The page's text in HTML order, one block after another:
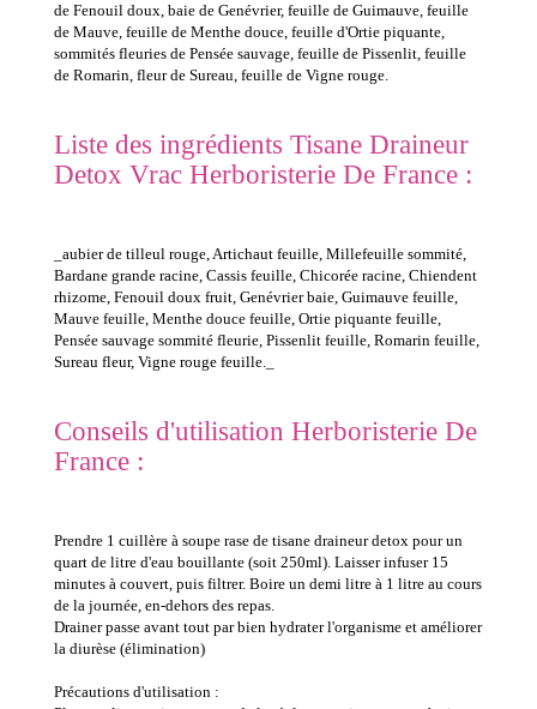
de Fenouil doux, baie de Genévrier, feuille de Guimauve, feuille
de Mauve, feuille de Menthe douce, feuille d'Ortie piquante,
sommités fleuries de Pensée sauvage, feuille de Pissenlit, feuille
de Romarin, fleur de Sureau, feuille de Vigne rouge.
Liste des ingrédients Tisane Draineur
Detox Vrac Herboristerie De France :
_aubier de tilleul rouge, Artichaut feuille, Millefeuille sommité,
Bardane grande racine, Cassis feuille, Chicorée racine, Chiendent
rhizome, Fenouil doux fruit, Genévrier baie, Guimauve feuille,
Mauve feuille, Menthe douce feuille, Ortie piquante feuille,
Pensée sauvage sommité fleurie, Pissenlit feuille, Romarin feuille,
Sureau fleur, Vigne rouge feuille._
Conseils d'utilisation Herboristerie De
France :
Prendre 1 cuillère à soupe rase de tisane draineur detox pour un
quart de litre d'eau bouillante (soit 250ml). Laisser infuser 15
minutes à couvert, puis filtrer. Boire un demi litre à 1 litre au cours
de la journée, en-dehors des repas.
Drainer passe avant tout par bien hydrater l'organisme et améliorer
la diurèse (élimination)
Précautions d'utilisation :